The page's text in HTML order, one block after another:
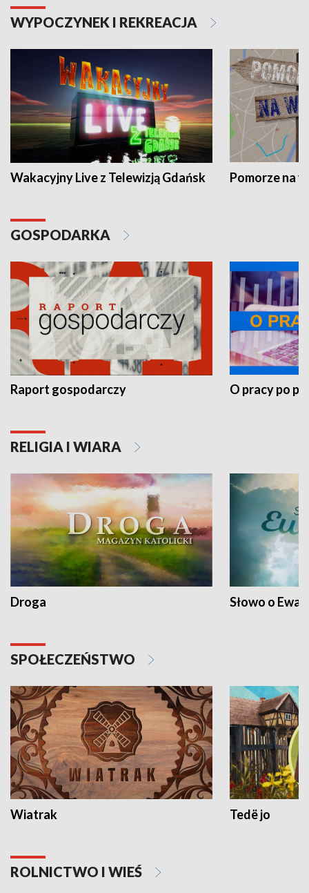
WYPOCZYNEK I REKREACJA
Wakacyjny Live z Telewizją Gdańsk Pomorze na
GOSPODARKA
Raport gospodarczy O pracy po
RELIGIA I WIARA
Droga Słowo o
SPOŁECZEŃSTWO
Wiatrak Tedë jo
ROLNICTWO I WIEŚ